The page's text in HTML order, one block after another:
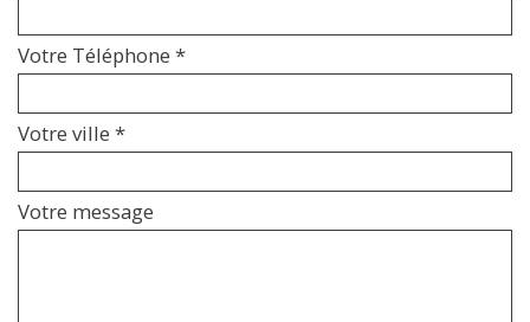
Votre Téléphone *
Votre ville *
Votre message